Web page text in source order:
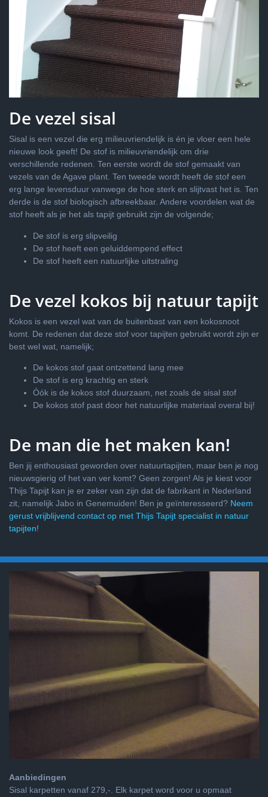
De vezel sisal
Sisal is een vezel die erg milieuvriendelijk is én je vloer een hele
nieuwe look geeft! De stof is milieuvriendelijk om drie
verschillende redenen. Ten eerste wordt de stof gemaakt van
vezels van de Agave plant. Ten tweede wordt heeft de stof een
erg lange levensduur vanwege de hoe sterk en slijtvast het is. Ten
derde is de stof biologisch afbreekbaar. Andere voordelen wat de
stof heeft als je het als tapijt gebruikt zijn de volgende;
De stof is erg slipveilig
De stof heeft een geluiddempend effect
De stof heeft een natuurlijke uitstraling
De vezel kokos bij natuur tapijt
Kokos is een vezel wat van de buitenbast van een kokosnoot
komt. De redenen dat deze stof voor tapijten gebruikt wordt zijn er
best wel wat, namelijk;
De kokos stof gaat ontzettend lang mee
De stof is erg krachtig en sterk
Óók is de kokos stof duurzaam, net zoals de sisal stof
De kokos stof past door het natuurlijke materiaal overal bij!
De man die het maken kan!
Ben jij enthousiast geworden over natuurtapijten, maar ben je nog
nieuwsgierig of het van ver komt? Geen zorgen! Als je kiest voor
Thijs Tapijt kan je er zeker van zijn dat de fabrikant in Nederland
zit, namelijk Jabo in Genemuiden! Ben je geïnteresseerd? Neem
gerust vrijblijvend contact op met Thijs Tapijt specialist in natuur
tapijten!
Aanbiedingen
Sisal karpetten vanaf 279,-. Elk karpet word voor u opmaat